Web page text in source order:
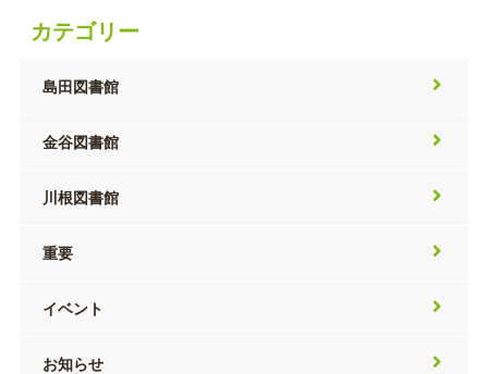
カテゴリー
島田図書館
金谷図書館
川根図書館
重要
イベント
お知らせ